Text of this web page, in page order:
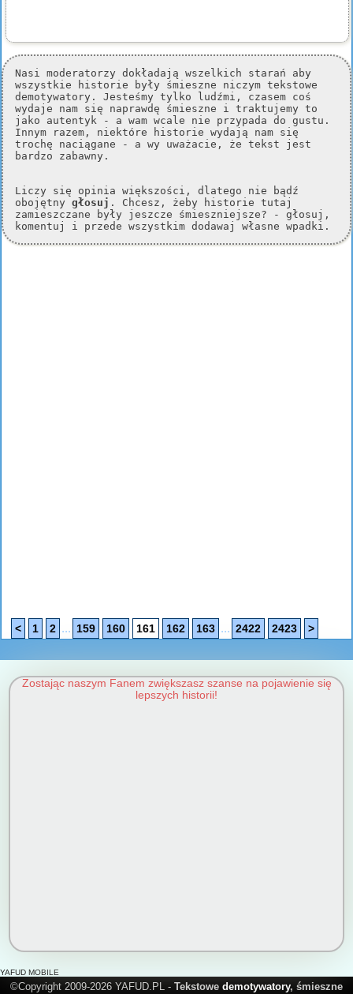
Nasi moderatorzy dokładają wszelkich starań aby
wszystkie historie były śmieszne niczym tekstowe
demotywatory. Jesteśmy tylko ludźmi, czasem coś
wydaje nam się naprawdę śmieszne i traktujemy to
jako autentyk - a wam wcale nie przypada do gustu.
Innym razem, niektóre historie wydają nam się
trochę naciągane - a wy uważacie, że tekst jest
bardzo zabawny.
Liczy się opinia większości, dlatego nie bądź
obojętny głosuj . Chcesz, żeby historie tutaj
zamieszczane były jeszcze śmieszniejsze? - głosuj,
komentuj i przede wszystkim dodawaj własne wpadki.
< 1 2 ... 159 160 161 162 163 ... 2422 2423 >
Zostając naszym Fanem zwiększasz szanse na pojawienie się
lepszych historii!
YAFUD MOBILE
©Copyright 2009-2026 YAFUD.PL - Tekstowe demotywatory, śmieszne